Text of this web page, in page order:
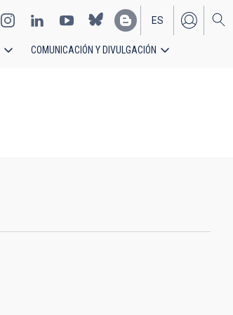
EN
ES
COMUNICACIÓN Y DIVULGACIÓN